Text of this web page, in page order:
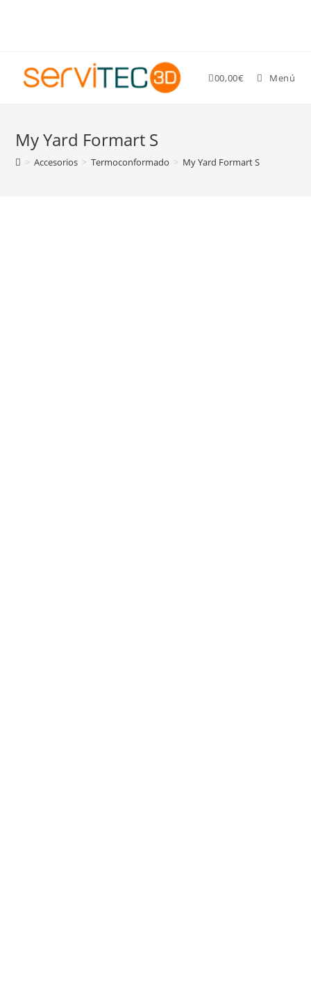
00,00€ Menú
My Yard Formart S
> Accesorios > Termoconformado > My Yard Formart S